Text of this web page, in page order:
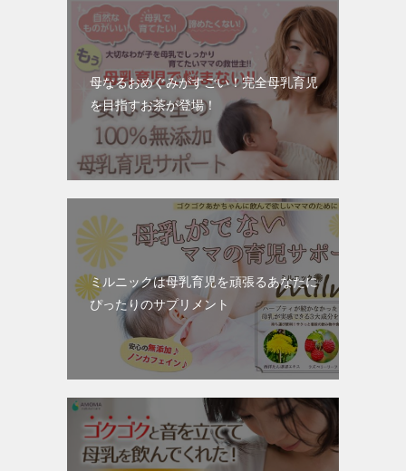
母なるおめぐみがすごい！完全母乳育児
を目指すお茶が登場！
ミルニックは母乳育児を頑張るあなたに
ぴったりのサプリメント